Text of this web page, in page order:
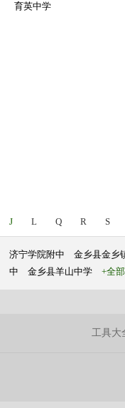
育英中学
J L Q R S
济宁学院附中 金乡县金乡
中
金乡县羊山中学 +全部
工具大